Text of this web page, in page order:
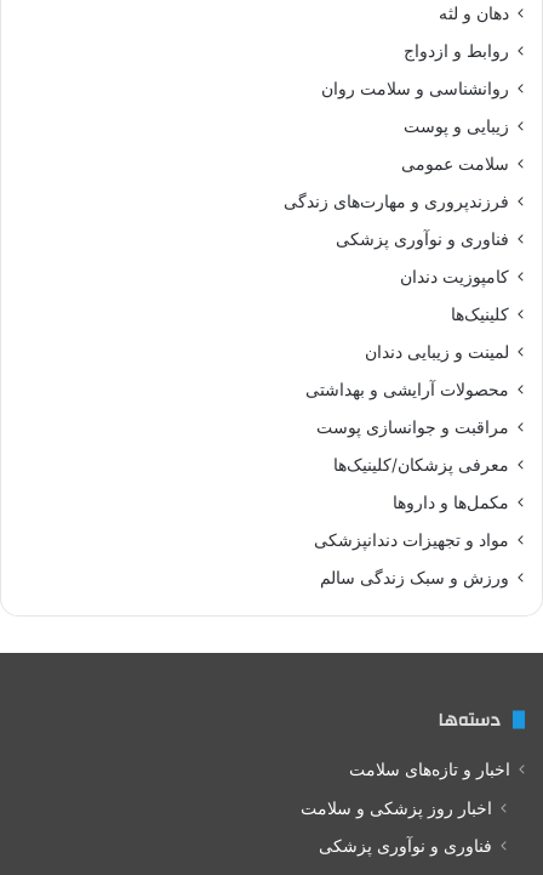
دهان و لثه
روابط و ازدواج
روانشناسی و سلامت روان
زیبایی و پوست
سلامت عمومی
فرزندپروری و مهارت‌های زندگی
فناوری و نوآوری پزشکی
کامپوزیت دندان
کلینیک‌ها
لمینت و زیبایی دندان
محصولات آرایشی و بهداشتی
مراقبت و جوانسازی پوست
معرفی پزشکان/کلینیک‌ها
مکمل‌ها و داروها
مواد و تجهیزات دندانپزشکی
ورزش و سبک زندگی سالم
دسته‌ها
اخبار و تازه‌های سلامت
اخبار روز پزشکی و سلامت
فناوری و نوآوری پزشکی